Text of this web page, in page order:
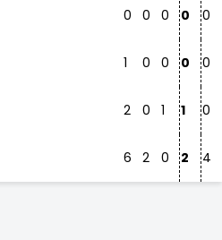
0 0 0 0 0
1 0 0 0 0
2 0 1 1 0
6 2 0 2 4